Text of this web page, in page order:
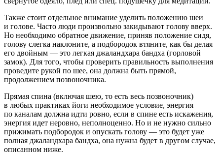
Также стоит отдельное внимание уделить положению шеи
и голове. Часто люди произвольно закидывают голову вверх.
Но необходимо обратное движение, приняв положение сидя,
голову слегка наклоните, а подбородок втяните, как бы делая
его двойным — это легкая джаландхара бандха (горловой
замок). Для того, чтобы проверить правильность выполнения
проведите рукой по шее, она должна быть прямой,
продолжением позвоночника.
Прямая спина (включая шею, то есть весь позвоночник)
в любых практиках йоги необходимое условие, энергия
по каналам должна идти ровно, если в спине есть искажения,
энергия идет неровно, неполноценно. Но и не нужно сильно
прижимать подбородок и опускать голову — это будет уже
полная джаландхара бандха, она нужна будет в другом случае,
описанном ниже.